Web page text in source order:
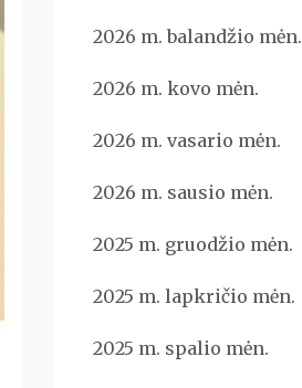
2026 m. balandžio mėn.
2026 m. kovo mėn.
2026 m. vasario mėn.
2026 m. sausio mėn.
2025 m. gruodžio mėn.
2025 m. lapkričio mėn.
2025 m. spalio mėn.